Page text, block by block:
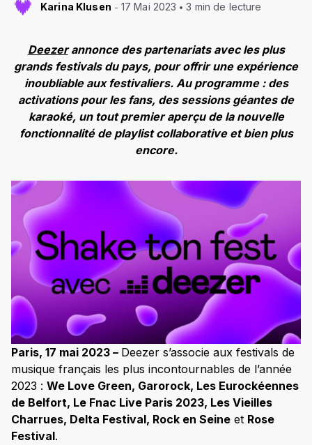
Karina Klusen 17 Mai 2023 3 min de lecture
Deezerannonce des partenariats avec les plus
grands festivals du pays, pour offrir une expérience
inoubliable aux festivaliers. Au programme : des
activations pour les fans, des sessions géantes de
karaoké, un tout premier aperçu de la nouvelle
fonctionnalité de playlist collaborative et bien plus
encore.
Paris, 17 mai 2023 – Deezer s’associe aux festivals de
musique français les plus incontournables de l’année
2023 : We Love Green, Garorock, Les Eurockéennes
de Belfort, Le Fnac Live Paris 2023, Les Vieilles
Charrues, Delta Festival, Rock en Seine et Rose
Festival.